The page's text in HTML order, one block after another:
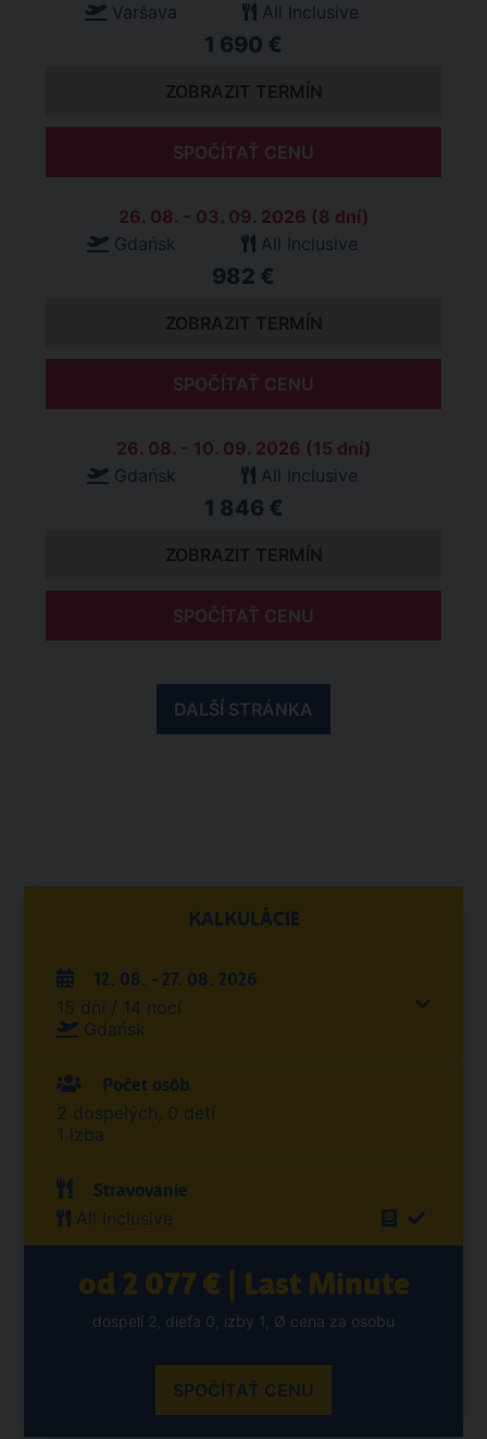
Varšava
All Inclusive
1 690 €
ZOBRAZIT TERMÍN
SPOČÍTAŤ CENU
26. 08. - 03. 09. 2026 (8 dní)
Gdańsk
All Inclusive
982 €
ZOBRAZIT TERMÍN
SPOČÍTAŤ CENU
26. 08. - 10. 09. 2026 (15 dní)
Gdańsk
All Inclusive
1 846 €
ZOBRAZIT TERMÍN
SPOČÍTAŤ CENU
DALŠÍ STRÁNKA
KALKULÁCIE
12. 08. - 27. 08. 2026
15 dní / 14 nocí
Gdańsk
Počet osôb
2 dospelých, 0 detí
1 izba
Stravovanie
All Inclusive
od 2 077 € | Last Minute
dospelí 2, dieťa 0, izby 1, Ø cena za osobu
SPOČÍTAŤ CENU